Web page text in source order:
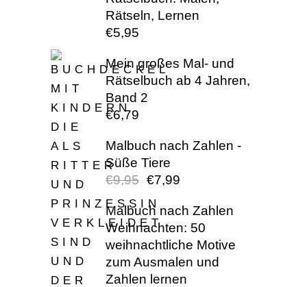
Rätseln, Lernen
€5,95
Mein großes Mal- und
Rätselbuch ab 4 Jahren,
Band 2
€6,79
Malbuch nach Zahlen -
Süße Tiere
€9,95
WAR:
€9,95
€7,99
Malbuch nach Zahlen
Weihnachten: 50
weihnachtliche Motive
zum Ausmalen und
Zahlen lernen